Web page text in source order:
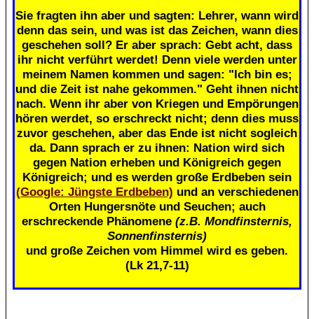
Sie fragten ihn aber und sagten: Lehrer, wann wird
denn das sein, und was ist das Zeichen, wann dies
geschehen soll? Er aber sprach: Gebt acht, dass
ihr nicht verführt werdet! Denn viele werden unter
meinem Namen kommen und sagen: "Ich bin es;
und die Zeit ist nahe gekommen." Geht ihnen nicht
nach. Wenn ihr aber von Kriegen und Empörungen
hören werdet, so erschreckt nicht; denn dies muss
zuvor geschehen, aber das Ende ist nicht sogleich
da. Dann sprach er zu ihnen: Nation wird sich
gegen Nation erheben und Königreich gegen
Königreich; und es werden große Erdbeben sein
(Google: Jüngste Erdbeben) und an verschiedenen
Orten Hungersnöte und Seuchen; auch
erschreckende Phänomene (z.B. Mondfinsternis,
Sonnenfinsternis)
und große Zeichen vom Himmel wird es geben.
(Lk 21,7-11)